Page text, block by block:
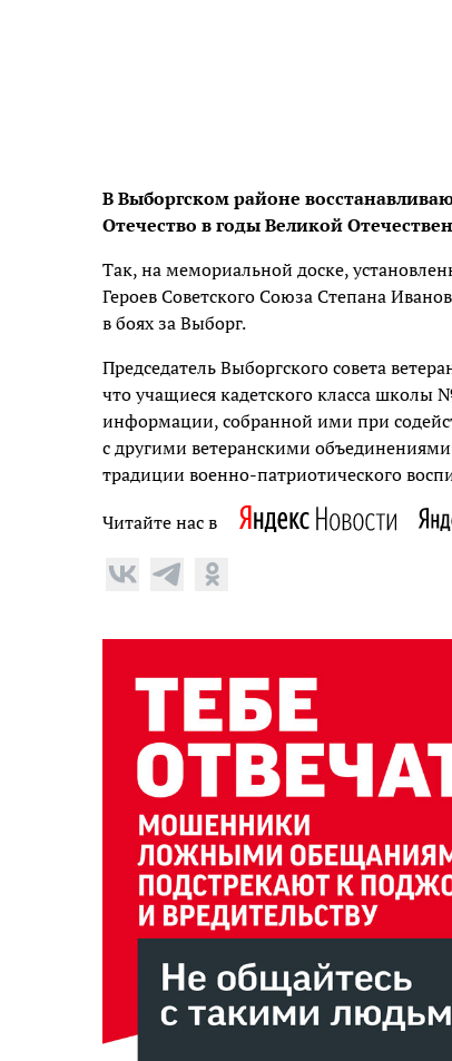
В Выборгском районе
Отечество в годы Великой
Так, на мемориальной доске,
Героев Советского Союза Степана
в боях за Выборг.
Председатель Выборгского совета
что учащиеся кадетского класса школы
информации, собранной ими при
с другими ветеранскими
традиции военно-патриотического
Читайте нас в